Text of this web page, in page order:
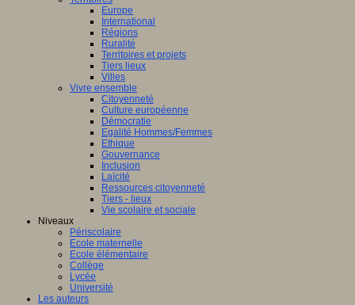
Europe
International
Régions
Ruralité
Territoires et projets
Tiers lieux
Villes
Vivre ensemble
Citoyenneté
Culture européenne
Démocratie
Egalité Hommes/Femmes
Ethique
Gouvernance
Inclusion
Laïcité
Ressources citoyenneté
Tiers - lieux
Vie scolaire et sociale
Niveaux
Périscolaire
Ecole maternelle
Ecole élémentaire
Collège
Lycée
Université
Les auteurs